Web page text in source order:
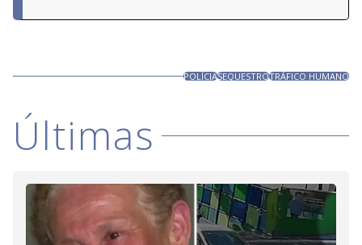
POLÍCIASEQUESTROTRÁFICO HUMANO
Últimas